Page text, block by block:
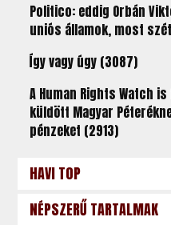
Politico: eddig Orbán
uniós államok, most
Így vagy úgy (3087)
A Human Rights Watch
küldött Magyar
pénzeket (2913)
HAVI TOP
NÉPSZERŰ TARTALMAK